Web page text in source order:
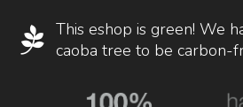
This eshop is green! We
caoba tree to be carbon-